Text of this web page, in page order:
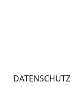
DATENSCHUTZ